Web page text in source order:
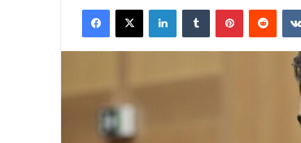
email
Facebook
X LinkedInTumblr Pinterest